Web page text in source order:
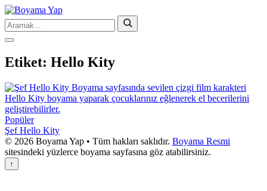
Etiket: Hello Kity
Popüler
Şef Hello Kity
© 2026 Boyama Yap • Tüm hakları saklıdır. Boyama Resmi
sitesindeki yüzlerce boyama sayfasına göz atabilirsiniz.
↑